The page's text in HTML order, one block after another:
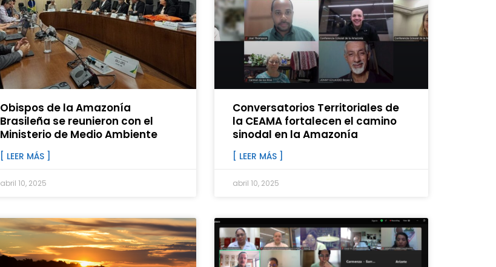
Obispos de la Amazonía
Brasileña se reunieron con el
Ministerio de Medio Ambiente
[ LEER MÁS ]
abril 10, 2025
Conversatorios Territoriales de
la CEAMA fortalecen el camino
sinodal en la Amazonía
[ LEER MÁS ]
abril 10, 2025